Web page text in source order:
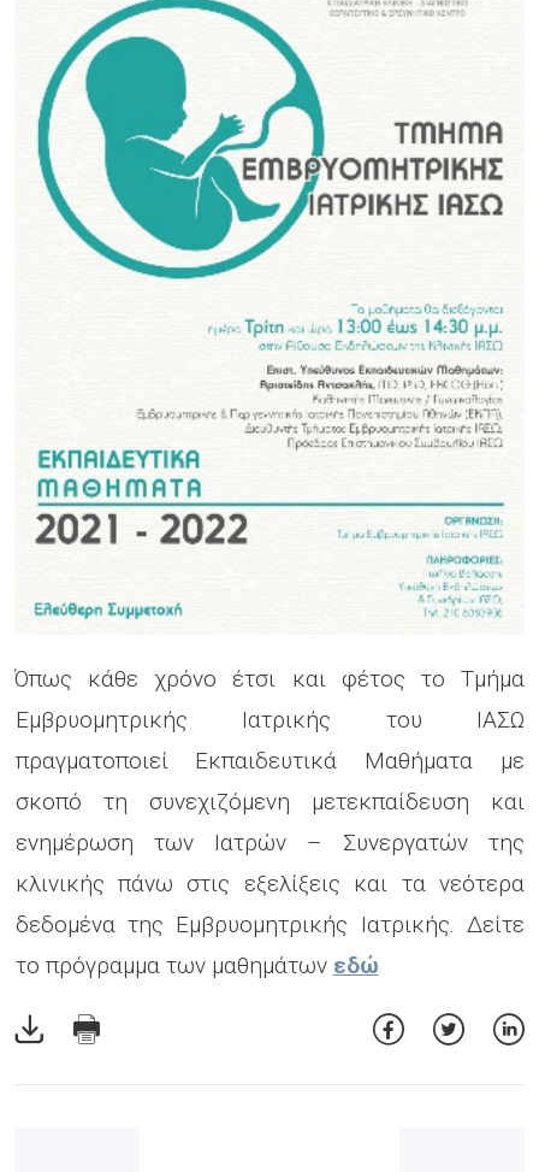
Όπως κάθε χρόνο έτσι και φέτος το Τμήμα
Εμβρυομητρικής Ιατρικής του ΙΑΣΩ
πραγματοποιεί Εκπαιδευτικά Μαθήματα με
σκοπό τη συνεχιζόμενη μετεκπαίδευση και
ενημέρωση των Ιατρών – Συνεργατών της
κλινικής πάνω στις εξελίξεις και τα νεότερα
δεδομένα της Εμβρυομητρικής Ιατρικής. Δείτε
το πρόγραμμα των μαθημάτων εδώ